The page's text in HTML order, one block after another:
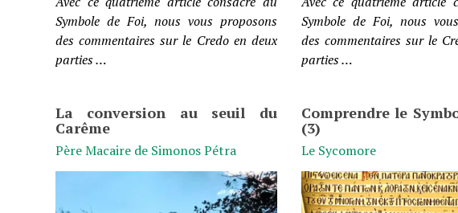
Symbole de Foi, nous vous proposons
des commentaires sur le Credo en deux
parties …
Symbole de Foi, nous
des commentaires sur le
parties …
La conversion au seuil du
Carême
Père Macaire de Simonos Pétra
Comprendre le
(3)
Le Sycomore